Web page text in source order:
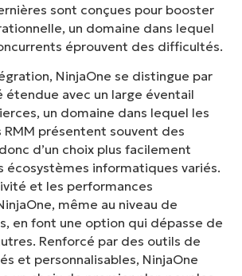
sont conçues pour booster
un domaine dans lequel
éprouvent des difficultés.
NinjaOne se distingue par
avec un large éventail
un domaine dans lequel les
RMM présentent souvent des
d’un choix plus facilement
écosystèmes informatiques variés.
et les performances
même au niveau de
en font une option qui dépasse de
Renforcé par des outils de
et personnalisables, NinjaOne